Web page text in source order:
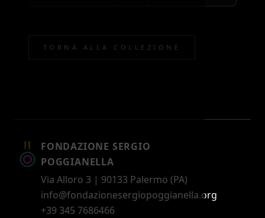
TORNA ALLA COLLEZIONE
FONDAZIONE SERGIO
POGGIANELLA
Via Alloro 3 | 90133 Palermo (PA)
info@fondazionesergiopoggianella.org
+39 345 7686466